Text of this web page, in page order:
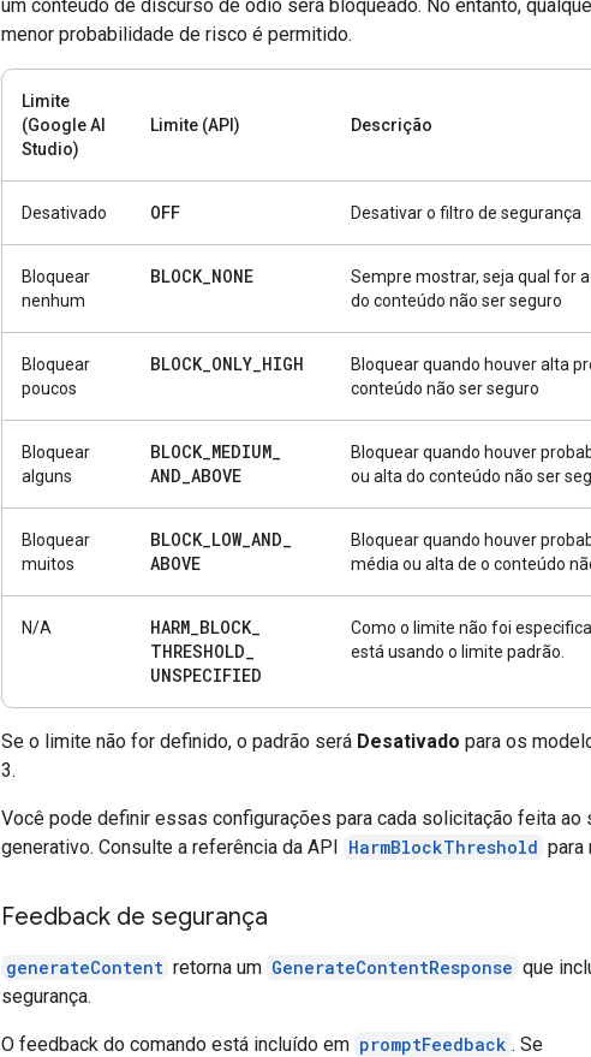
um conteúdo de discurso de ódio será bloqueado. No entanto,
menor probabilidade de risco é permitido.
Limite
(Google AI
Studio)
Limite (API) Descrição
Desativado OFF Desativar o filtro de segurança
Bloquear
nenhum
BLOCK_NONE
Sempre mostrar, seja qual for
do conteúdo não ser seguro
Bloquear
poucos
BLOCK_ONLY_HIGH
Bloquear quando houver alta
conteúdo não ser seguro
Bloquear
alguns
BLOCK_MEDIUM_
AND_ABOVE
Bloquear quando houver
ou alta do conteúdo não ser
Bloquear
muitos
BLOCK_LOW_AND_
ABOVE
Bloquear quando houver
média ou alta de o conteúdo
N/A HARM_BLOCK_
THRESHOLD_
UNSPECIFIED
Como o limite não foi
está usando o limite padrão.
Se o limite não for definido, o padrão será Desativado para os
3.
Você pode definir essas configurações para cada solicitação feita ao
generativo. Consulte a referência da API HarmBlockThreshold para
Feedback de segurança
generateContent retorna um GenerateContentResponse que
segurança.
O feedback do comando está incluído em promptFeedback . Se